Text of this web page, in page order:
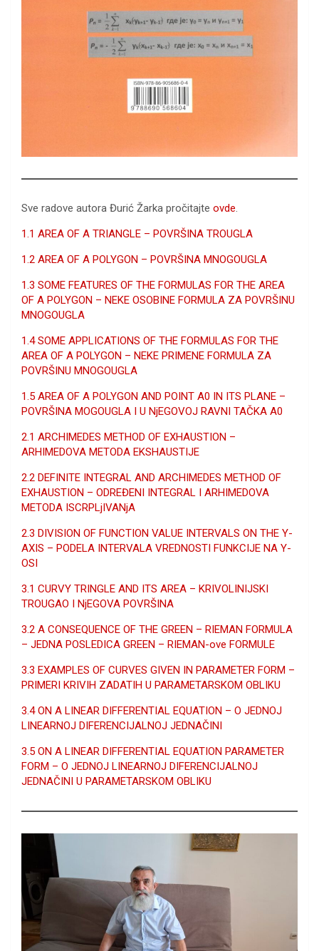
Sve radove autora Đurić Žarka pročitajte ovde.
1.1 AREA OF A TRIANGLE – POVRŠINA TROUGLA
1.2 AREA OF A POLYGON – POVRŠINA MNOGOUGLA
1.3 SOME FEATURES OF THE FORMULAS FOR THE AREA
OF A POLYGON – NEKE OSOBINE FORMULA ZA POVRŠINU
MNOGOUGLA
1.4 SOME APPLICATIONS OF THE FORMULAS FOR THE
AREA OF A POLYGON – NEKE PRIMENE FORMULA ZA
POVRŠINU MNOGOUGLA
1.5 AREA OF A POLYGON AND POINT A0 IN ITS PLANE –
POVRŠINA MOGOUGLA I U NjEGOVOJ RAVNI TAČKA A0
2.1 ARCHIMEDES METHOD OF EXHAUSTION –
ARHIMEDOVA METODA EKSHAUSTIJE
2.2 DEFINITE INTEGRAL AND ARCHIMEDES METHOD OF
EXHAUSTION – ODREĐENI INTEGRAL I ARHIMEDOVA
METODA ISCRPLjIVANjA
2.3 DIVISION OF FUNCTION VALUE INTERVALS ON THE Y-
AXIS – PODELA INTERVALA VREDNOSTI FUNKCIJE NA Y-
OSI
3.1 CURVY TRINGLE AND ITS AREA – KRIVOLINIJSKI
TROUGAO I NjEGOVA POVRŠINA
3.2 A CONSEQUENCE OF THE GREEN – RIEMAN FORMULA
– JEDNA POSLEDICA GREEN – RIEMAN-ove FORMULE
3.3 EXAMPLES OF CURVES GIVEN IN PARAMETER FORM –
PRIMERI KRIVIH ZADATIH U PARAMETARSKOM OBLIKU
3.4 ON A LINEAR DIFFERENTIAL EQUATION – O JEDNOJ
LINEARNOJ DIFERENCIJALNOJ JEDNAČINI
3.5 ON A LINEAR DIFFERENTIAL EQUATION PARAMETER
FORM – O JEDNOJ LINEARNOJ DIFERENCIJALNOJ
JEDNAČINI U PARAMETARSKOM OBLIKU